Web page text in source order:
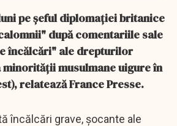
pe şeful diplomaţiei britanice
după comentariile sale
încălcări" ale drepturilor
musulmane uigure în
relatează France Presse.
încălcări grave, şocante ale